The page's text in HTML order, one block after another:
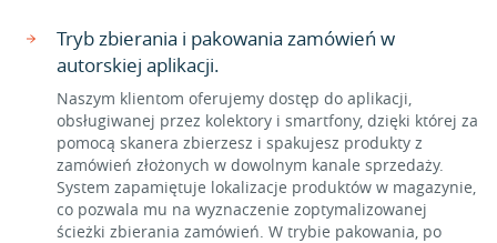
Tryb zbierania i pakowania zamówień w
autorskiej aplikacji.
Naszym klientom oferujemy dostęp do aplikacji,
obsługiwanej przez kolektory i smartfony, dzięki której za
pomocą skanera zbierzesz i spakujesz produkty z
zamówień złożonych w dowolnym kanale sprzedaży.
System zapamiętuje lokalizacje produktów w magazynie,
co pozwala mu na wyznaczenie zoptymalizowanej
ścieżki zbierania zamówień. W trybie pakowania, po